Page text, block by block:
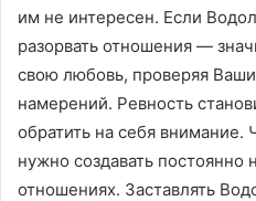
им не интересен. Если
разорвать отношения —
свою любовь, проверяя Ваши
намерений. Ревность
обратить на себя
нужно создавать
отношениях. Заставлять